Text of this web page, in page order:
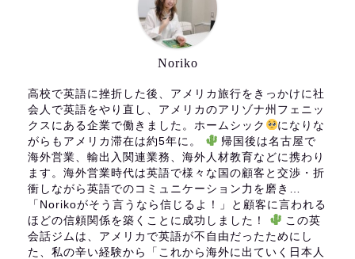
Noriko
高校で英語に挫折した後、アメリカ旅行をきっかけに社
会人で英語をやり直し、アメリカのアリゾナ州フェニッ
クスにある企業で働きました。ホームシック
になりな
がらもアメリカ滞在は約5年に。
帰国後は名古屋で
海外営業、輸出入関連業務、海外人材教育などに携わり
ます。海外営業時代は英語で様々な国の顧客と交渉・折
衝しながら英語でのコミュニケーション力を磨き…
「Norikoがそう言うなら信じるよ！」と顧客に言われる
ほどの信頼関係を築くことに成功しました！
この英
会話ジムは、アメリカで英語が不自由だったためにし
た、私の辛い経験から「これから海外に出ていく日本人